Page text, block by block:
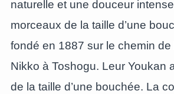
naturelle et une douceur
morceaux de la taille d’une
fondé en 1887 sur le chemin de
Nikko à Toshogu. Leur Youkan
de la taille d’une bouchée. La